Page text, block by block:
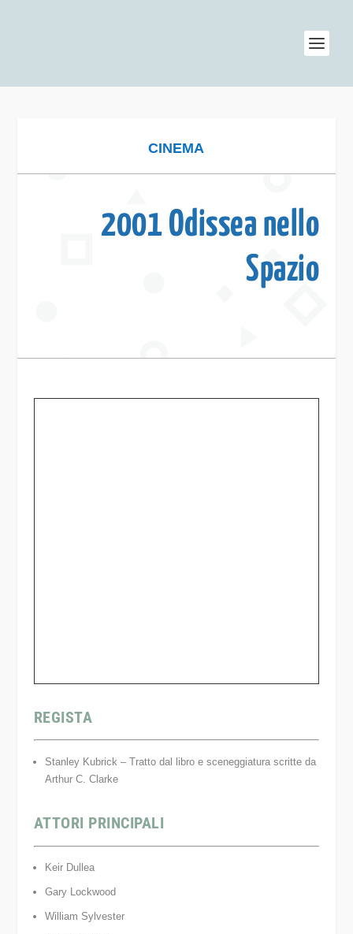
CINEMA
2001 Odissea nello
Spazio
REGISTA
Stanley Kubrick – Tratto dal libro e sceneggiatura scritte da
Arthur C. Clarke
ATTORI PRINCIPALI
Keir Dullea
Gary Lockwood
William Sylvester